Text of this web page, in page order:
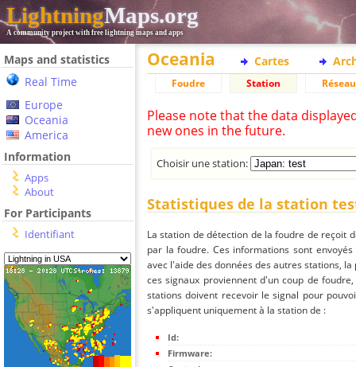
LightningMaps.org
A community project with free lightning maps and apps
Maps and statistics
Real Time
Europe
Oceania
America
Information
Apps
About
For Participants
Identifiant
Oceania Cartes
Foudre Station Réseau
Please note that the data
new ones in the future.
Choisir une station:
Statistiques de la station
La station de détection de la foudre de reçoit
par la foudre. Ces informations sont
avec l'aide des données des autres stations,
ces signaux proviennent d'un coup de
stations doivent recevoir le signal pour
s'appliquent uniquement à la station de :
Id:
Firmware: